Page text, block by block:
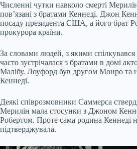
Численні чутки навколо смерті
пов’язані з братами Кеннеді. Джон
посаду президента США, а його брат
прокурора країни.
За словами людей, з якими
часто зустрічалася з братами в домі
Малібу. Лоуфорд був другом Монро та
Кеннеді.
Деякі співрозмовники Саммерса
Мерилін мала стосунки з Джоном
Робертом. Проте сама родина Кеннеді
підтверджувала.